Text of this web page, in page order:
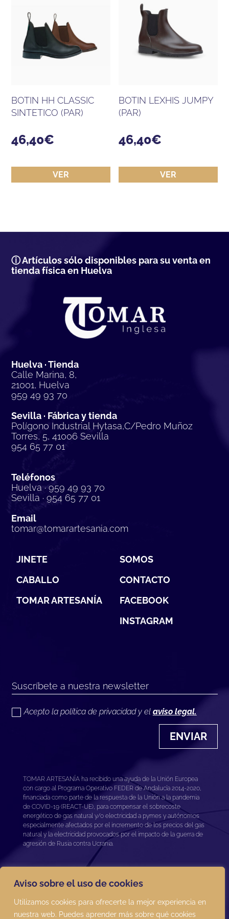
Aviso sobre el uso de cookies
Utilizamos cookies para ofrecerte la mejor experiencia en
nuestra web. Puedes aprender más sobre qué cookies
BOTIN HH CLASSIC
SINTETICO (PAR)
46,40€
VER
BOTIN LEXHIS JUMPY
(PAR)
46,40€
VER
ⓘ Artículos sólo disponibles para su venta en
tienda física en Huelva
Huelva · Tienda
Calle Marina, 8,
21001, Huelva
959 49 93 70
Sevilla · Fábrica y tienda
Polígono Industrial Hytasa,C/Pedro Muñoz
Torres, 5, 41006 Sevilla
954 65 77 01
Teléfonos
Huelva · 959 49 93 70
Sevilla · 954 65 77 01
Email
tomar@tomarartesania.com
JINETE
CABALLO
TOMAR ARTESANÍA
SOMOS
CONTACTO
FACEBOOK
INSTAGRAM
Acepto la política de privacidad y el aviso legal.
ENVIAR
TOMAR ARTESANÍA ha recibido una ayuda de la Unión Europea
con cargo al Programa Operativo FEDER de Andalucía 2014-2020,
financiada como parte de la respuesta de la Unión a la pandemia
de COVID-19 (REACT-UE), para compensar el sobrecoste
energético de gas natural y/o electricidad a pymes y autónomos
especialmente afectados por el incremento de los precios del gas
natural y la electricidad provocados por el impacto de la guerra de
agresión de Rusia contra Ucrania.